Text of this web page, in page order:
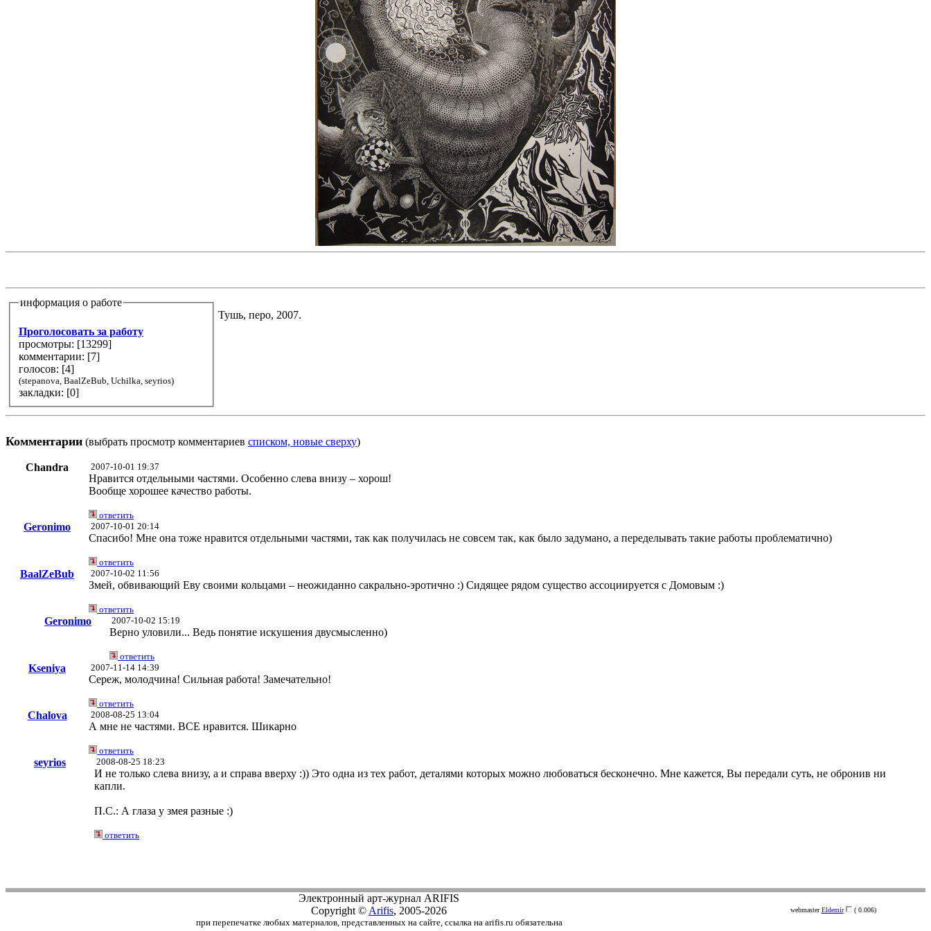
информация о работе
Проголосовать за работу
просмотры: [13299]
комментарии: [7]
голосов: [4]
(stepanova, BaalZeBub, Uchilka, seyrios)
закладки: [0]
Тушь, перо, 2007.
Комментарии (выбрать просмотр комментариев списком, новые сверху)
Chandra 2007-10-01 19:37
Нравится отдельными частями. Особенно слева внизу – хорош!
Вообще хорошее качество работы.
ответить
Geronimo 2007-10-01 20:14
Спасибо! Мне она тоже нравится отдельными частями, так как получилась не совсем так, как было задумано, а переделывать такие работы проблематично)
ответить
BaalZeBub 2007-10-02 11:56
Змей, обвивающий Еву своими кольцами – неожиданно сакрально-эротично :) Сидящее рядом существо ассоциируется с Домовым :)
ответить
Geronimo 2007-10-02 15:19
Верно уловили... Ведь понятие искушения двусмысленно)
ответить
Kseniya 2007-11-14 14:39
Сереж, молодчина! Сильная работа! Замечательно!
ответить
Chalova 2008-08-25 13:04
А мне не частями. ВСЕ нравится. Шикарно
ответить
seyrios 2008-08-25 18:23
И не только слева внизу, а и справа вверху :)) Это одна из тех работ, деталями которых можно любоваться бесконечно. Мне кажется, Вы передали суть, не обронив ни
капли.
П.С.: А глаза у змея разные :)
ответить
Электронный арт-журнал ARIFIS
Copyright © Arifis, 2005-2026
при перепечатке любых материалов, представленных на сайте, ссылка на arifis.ru обязательна
webmasterEldemir ( 0.006)